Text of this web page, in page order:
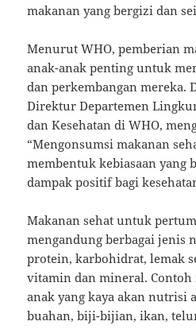
makanan yang bergizi dan
Menurut WHO, pemberian
anak-anak penting untuk
dan perkembangan mereka.
Direktur Departemen
dan Kesehatan di WHO,
“Mengonsumsi makanan
membentuk kebiasaan yang
dampak positif bagi
Makanan sehat untuk
mengandung berbagai jenis
protein, karbohidrat, lemak
vitamin dan mineral.
anak yang kaya akan nutrisi
buahan, biji-bijian, ikan,